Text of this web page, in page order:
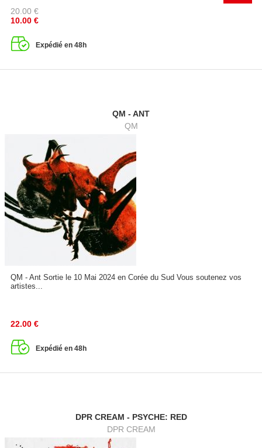
20.00 €
10.00 €
Expédié en 48h
QM - ANT
QM
QM - Ant Sortie le 10 Mai 2024 en Corée du Sud Vous soutenez vos
artistes...
22.00 €
Expédié en 48h
DPR CREAM - PSYCHE: RED
DPR CREAM